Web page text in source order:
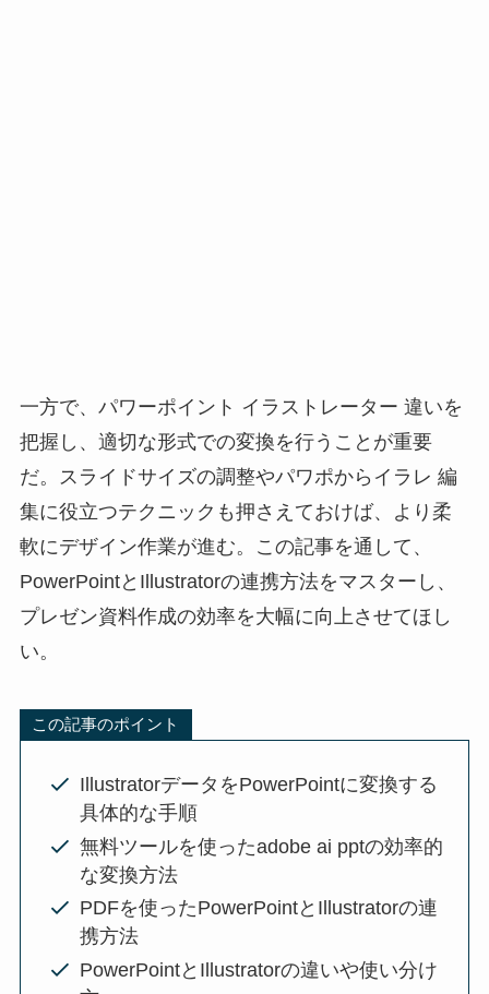
一方で、パワーポイント イラストレーター 違いを
把握し、適切な形式での変換を行うことが重要
だ。スライドサイズの調整やパワポからイラレ 編
集に役立つテクニックも押さえておけば、より柔
軟にデザイン作業が進む。この記事を通して、
PowerPointとIllustratorの連携方法をマスターし、
プレゼン資料作成の効率を大幅に向上させてほし
い。
この記事のポイント
IllustratorデータをPowerPointに変換する
具体的な手順
無料ツールを使ったadobe ai pptの効率的
な変換方法
PDFを使ったPowerPointとIllustratorの連
携方法
PowerPointとIllustratorの違いや使い分け